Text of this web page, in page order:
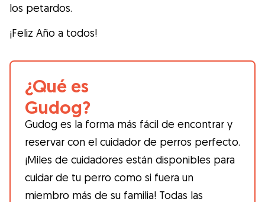
los petardos.
¡Feliz Año a todos!
¿Qué es
Gudog?
Gudog es la forma más fácil de encontrar y
reservar con el cuidador de perros perfecto.
¡Miles de cuidadores están disponibles para
cuidar de tu perro como si fuera un
miembro más de su familia! Todas las